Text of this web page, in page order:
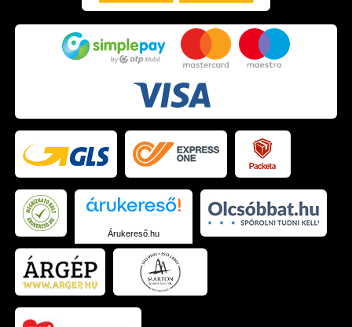
Árukereső.hu